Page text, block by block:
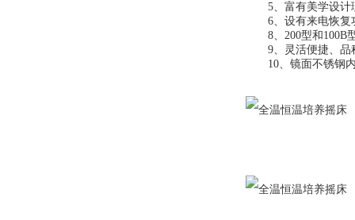
5、富有美学设计理
6、设有来电恢复
8、200型和100B型
9、灵活便捷、品
10、镜面不锈钢内